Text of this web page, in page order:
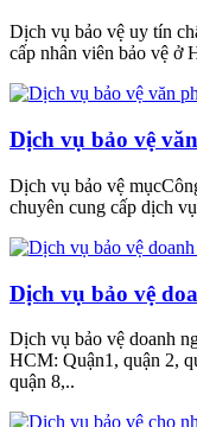
Dịch vụ bảo vệ uy tín
cấp nhân viên bảo vệ ở
Dịch vụ bảo vệ
Dịch vụ bảo vệ
chuyên cung cấp dịch
Dịch vụ bảo vệ
Dịch vụ bảo vệ doanh
HCM: Quận1, quận 2,
quận 8,..